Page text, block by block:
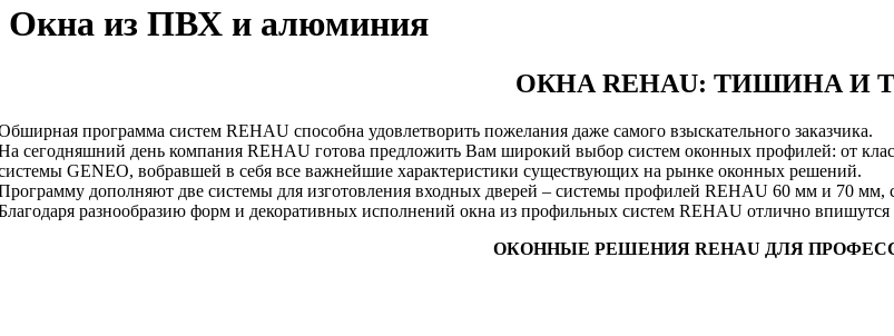
Окна из ПВХ и алюминия
ОКНА REHAU: ТИШИНА И
программа систем REHAU способна удовлетворить пожелания даже самого взыскательного заказчика.
сегодняшний день компания REHAU готова предложить Вам широкий выбор систем оконных профилей: от
GENEO, вобравшей в себя все важнейшие характеристики существующих на рынке оконных решений.
дополняют две системы для изготовления входных дверей – системы профилей REHAU 60 мм и 70
разнообразию форм и декоративных исполнений окна из профильных систем REHAU отлично
ОКОННЫЕ РЕШЕНИЯ REHAU ДЛЯ